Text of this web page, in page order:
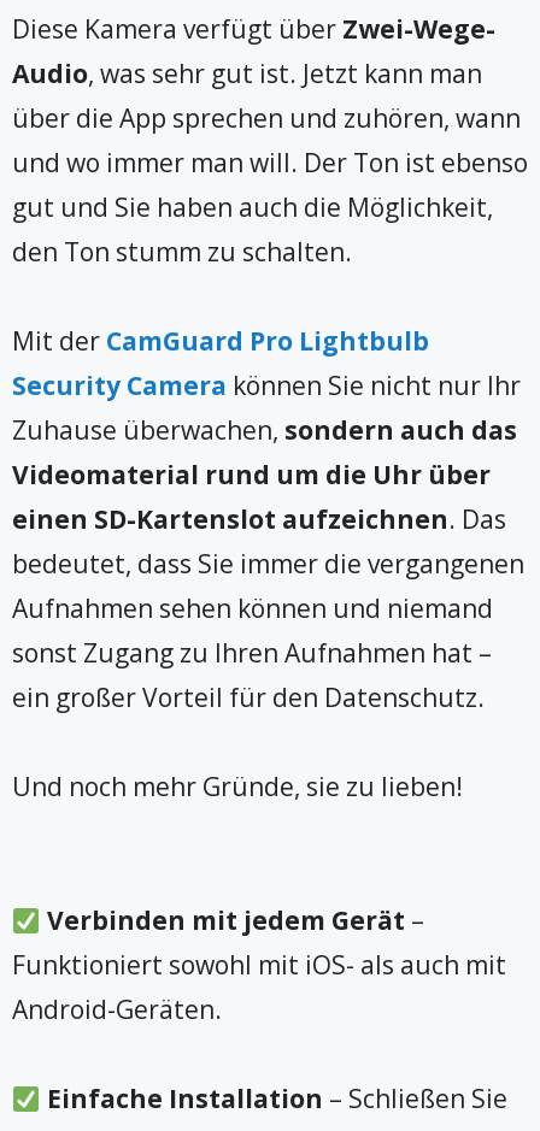
Diese Kamera verfügt über Zwei-Wege-
Audio, was sehr gut ist. Jetzt kann man
über die App sprechen und zuhören, wann
und wo immer man will. Der Ton ist ebenso
gut und Sie haben auch die Möglichkeit,
den Ton stumm zu schalten.
Mit der CamGuard Pro Lightbulb
Security Camera können Sie nicht nur Ihr
Zuhause überwachen, sondern auch das
Videomaterial rund um die Uhr über
einen SD-Kartenslot aufzeichnen. Das
bedeutet, dass Sie immer die vergangenen
Aufnahmen sehen können und niemand
sonst Zugang zu Ihren Aufnahmen hat –
ein großer Vorteil für den Datenschutz.
Und noch mehr Gründe, sie zu lieben!
Verbinden mit jedem Gerät –
Funktioniert sowohl mit iOS- als auch mit
Android-Geräten.
Einfache Installation – Schließen Sie